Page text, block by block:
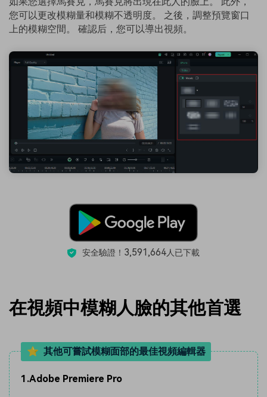
您可以更改模糊量和模糊不透明度。 之後，調整預覽窗口
上的模糊空間。 確認后，您可以導出視頻。
安全驗證！ 3,591,664人已下載
在視頻中模糊人臉的其他首選
⭐ ️ 其他可嘗試模糊面部的最佳視頻編輯器
1.Adobe Premiere Pro